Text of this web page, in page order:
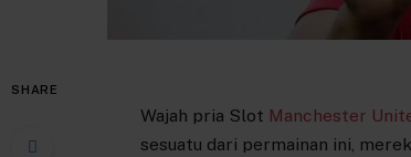
SHARE
Wajah pria Slot Manchester
sesuatu dari permainan ini,